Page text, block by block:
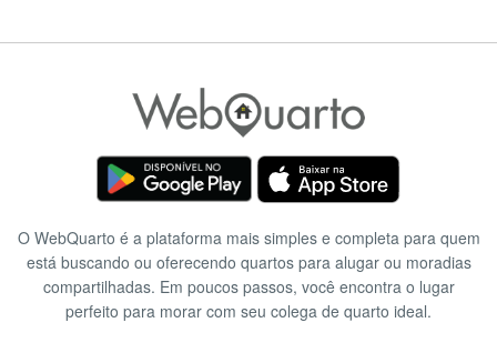
O WebQuarto é a plataforma mais simples e completa para quem
está buscando ou oferecendo quartos para alugar ou moradias
compartilhadas. Em poucos passos, você encontra o lugar
perfeito para morar com seu colega de quarto ideal.